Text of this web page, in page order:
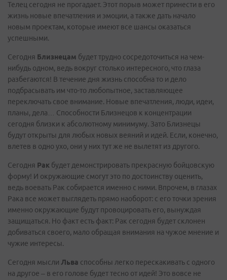
Телец сегодня не прогадает. Этот порыв может принести в его
жизнь новые впечатления и эмоции, а также дать начало
новым проектам, которые имеют все шансы оказаться
успешными.
Сегодня Близнецам будет трудно сосредоточиться на чем-
нибудь одном, ведь вокруг столько интересного, что глаза
разбегаются! В течение дня жизнь способна то и дело
подбрасывать им что-то любопытное, заставляющее
переключать свое внимание. Новые впечатления, люди, идеи,
планы, дела… Способности Близнецов к концентрации
сегодня близки к абсолютному минимуму. Зато Близнецы
будут открыты для любых новых веяний и идей. Если, конечно,
влетев в одно ухо, они у них тут же не вылетят из другого.
Сегодня Рак будет демонстрировать прекрасную бойцовскую
форму! И окружающие смогут это по достоинству оценить,
ведь воевать Рак собирается именно с ними. Впрочем, в глазах
Рака все может выглядеть прямо наоборот: с его точки зрения
именно окружающие будут провоцировать его, вынуждая
защищаться. Но факт есть факт: Рак сегодня будет склонен
добиваться своего, мало обращая внимания на чужое мнение и
чужие интересы.
Сегодня мысли Льва способны легко перескакивать с одного
на другое – в его голове будет тесно от идей! Это вовсе не